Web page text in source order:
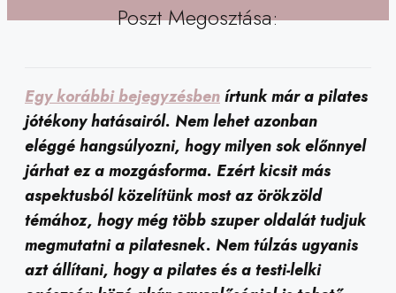
Poszt Megosztása:
Egy korábbi bejegyzésbenírtunk már a pilates
jótékony hatásairól. Nem lehet azonban
eléggé hangsúlyozni, hogy milyen sok előnnyel
járhat ez a mozgásforma. Ezért kicsit más
aspektusból közelítünk most az örökzöld
témához, hogy még több szuper oldalát tudjuk
megmutatni a pilatesnek. Nem túlzás ugyanis
azt állítani, hogy a pilates és a testi-lelki